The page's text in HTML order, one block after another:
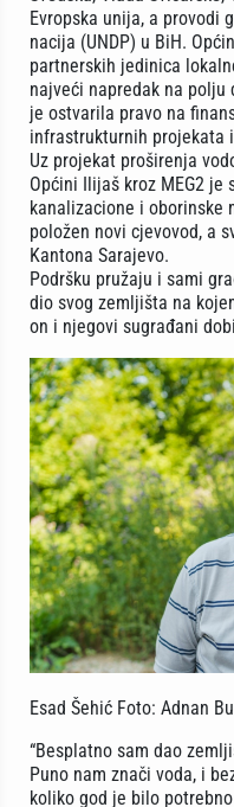
Evropska unija, a provodi
nacija (UNDP) u BiH.
partnerskih jedinica
najveći napredak na
je ostvarila pravo na
infrastrukturnih projekata
Uz projekat proširenja
Općini Ilijaš kroz MEG2
kanalizacione i oborinske
položen novi cjevovod, a
Kantona Sarajevo.
Podršku pružaju i sami
dio svog zemljišta na
on i njegovi sugrađani
Esad Šehić Foto: Adnan
“Besplatno sam dao
Puno nam znači voda, i
koliko god je bilo